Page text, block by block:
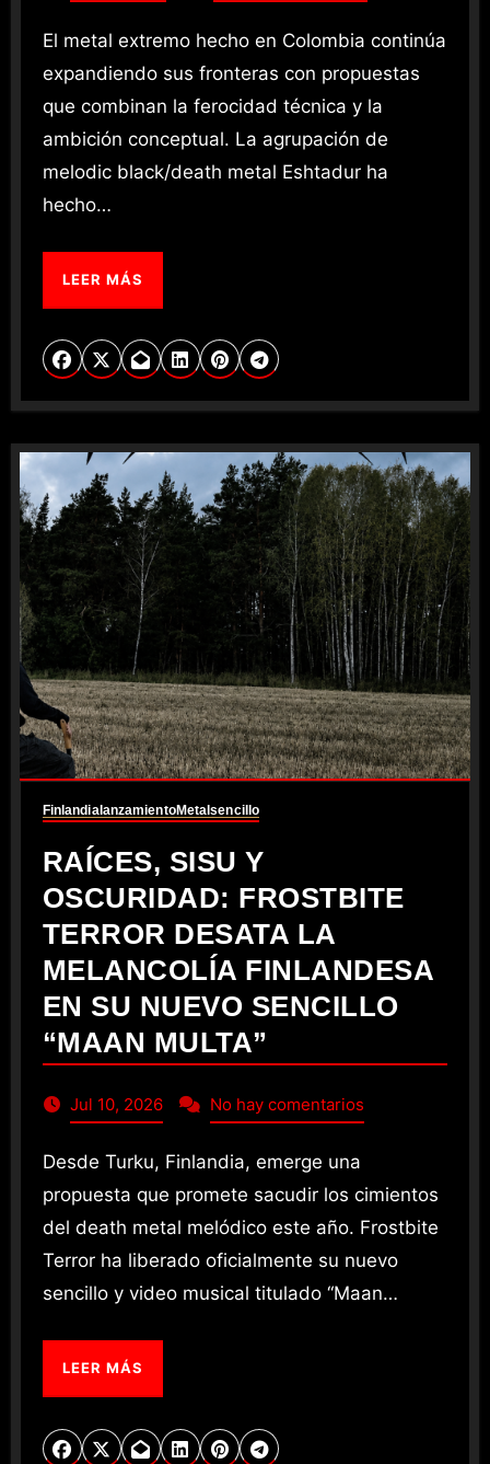
El metal extremo hecho en Colombia continúa
expandiendo sus fronteras con propuestas
que combinan la ferocidad técnica y la
ambición conceptual. La agrupación de
melodic black/death metal Eshtadur ha
hecho…
LEER MÁS
FinlandialanzamientoMetalsencillo
RAÍCES, SISU Y
OSCURIDAD: FROSTBITE
TERROR DESATA LA
MELANCOLÍA FINLANDESA
EN SU NUEVO SENCILLO
“MAAN MULTA”
Jul 10, 2026 No hay comentarios
Desde Turku, Finlandia, emerge una
propuesta que promete sacudir los cimientos
del death metal melódico este año. Frostbite
Terror ha liberado oficialmente su nuevo
sencillo y video musical titulado “Maan…
LEER MÁS